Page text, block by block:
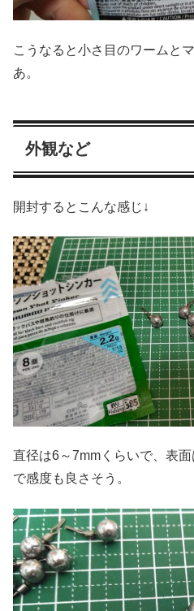
こうなると小さ目のワームと
あ。
外観など
開封するとこんな感じ↓
直径は6～7mmくらいで、表
で感度も良さそう。